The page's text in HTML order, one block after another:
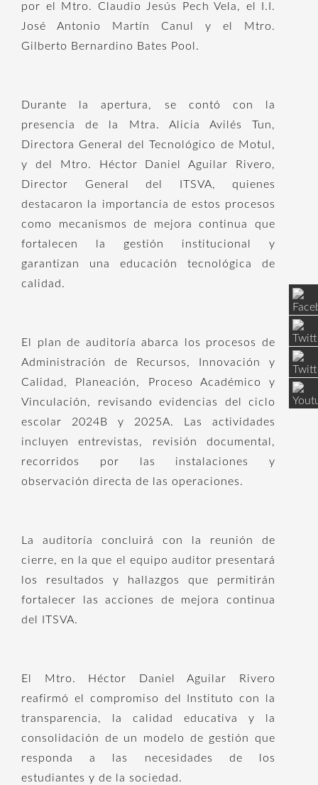
por el Mtro. Claudio Jesús Pech Vela, el I.I.
José Antonio Martín Canul y el Mtro.
Gilberto Bernardino Bates Pool.
Durante la apertura, se contó con la
presencia de la Mtra. Alicia Avilés Tun,
Directora General del Tecnológico de Motul,
y del Mtro. Héctor Daniel Aguilar Rivero,
Director General del ITSVA, quienes
destacaron la importancia de estos procesos
como mecanismos de mejora continua que
fortalecen la gestión institucional y
garantizan una educación tecnológica de
calidad.
El plan de auditoría abarca los procesos de
Administración de Recursos, Innovación y
Calidad, Planeación, Proceso Académico y
Vinculación, revisando evidencias del ciclo
escolar 2024B y 2025A. Las actividades
incluyen entrevistas, revisión documental,
recorridos por las instalaciones y
observación directa de las operaciones.
La auditoría concluirá con la reunión de
cierre, en la que el equipo auditor presentará
los resultados y hallazgos que permitirán
fortalecer las acciones de mejora continua
del ITSVA.
El Mtro. Héctor Daniel Aguilar Rivero
reafirmó el compromiso del Instituto con la
transparencia, la calidad educativa y la
consolidación de un modelo de gestión que
responda a las necesidades de los
estudiantes y de la sociedad.